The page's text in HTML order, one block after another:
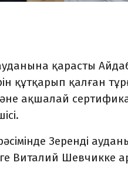
қарасты
құтқарып қалған
ақшалай
Зеренді
Виталий